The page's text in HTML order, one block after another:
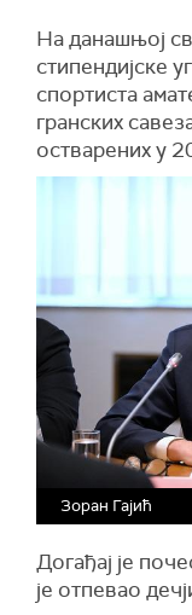
На данашњој
стипендијске
спортиста
гранских
остварених у
Зоран Гајић
Догађај је
је отпевао